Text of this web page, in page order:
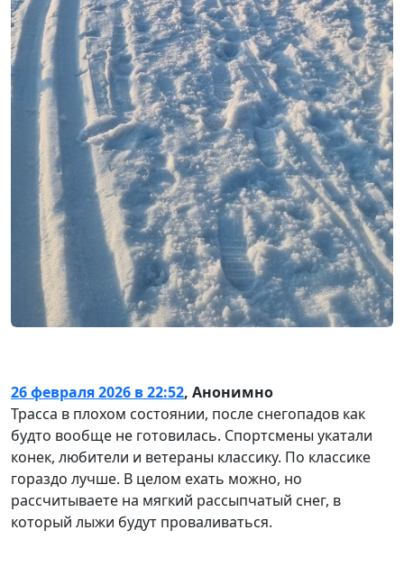
26 февраля 2026 в 22:52, Анонимно
Трасса в плохом состоянии, после снегопадов как
будто вообще не готовилась. Спортсмены укатали
конек, любители и ветераны классику. По классике
гораздо лучше. В целом ехать можно, но
рассчитываете на мягкий рассыпчатый снег, в
который лыжи будут проваливаться.